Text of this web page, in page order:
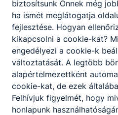
A szünet előtti
utolsó tanítási
nap 2025.
október 22.
(szerda), a szünet
utáni első tanítási
nap 2025.
november 3.
(hétfő).
biztosítsunk Önnek még
ha ismét meglátogatja
fejlesztése. Hogyan
kikapcsolni a cookie-kat?
engedélyezi a cookie-k
változtatását. A legtöbb
alapértelmezettként
cookie-kat, de ezek
Felhívjuk figyelmét, hogy
honlapunk